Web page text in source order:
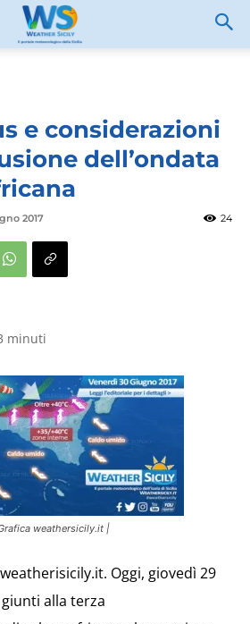
e considerazioni
dell’ondata
2017 24
minuti
weathersicily.it |
Oggi, giovedì 29
alla terza